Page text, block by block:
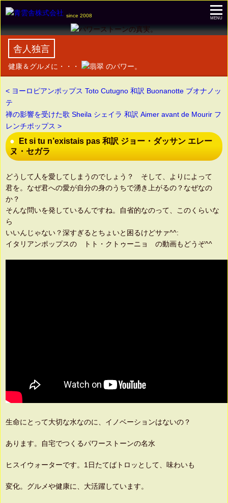
since 2008 MENU
舎人独言
健康＆グルメに・・・ のパワー。
< ヨーロピアンポップス Toto Cutugno 和訳 Buonanotte ブオナノッ
テ
禅の影響を受けた歌 Sheila シェイラ 和訳 Aimer avant de Mourir フ
レンチポップス >
Et si tu n’existais pas 和訳 ジョー・ダッサン エレー
ヌ・セガラ
どうして人を愛してしまうのでしょう？ そして、よりによって
君を。なぜ君への愛が自分の身のうちで湧き上がるの？なぜなの
か？
そんな問いを発しているんですね。自省的なのって、このくらいな
ら
いいんじゃない？深すぎるとちょいと困るけどサァ^^:
イタリアンポップスの トト・クトゥーニョ の動画もどうぞ^^
生命にとって大切な水なのに、イノベーションはないの？
あります。自宅でつくるパワーストーンの名水
ヒスイウォーターです。1日たてばトロッとして、味わいも
変化。グルメや健康に、大活躍しています。